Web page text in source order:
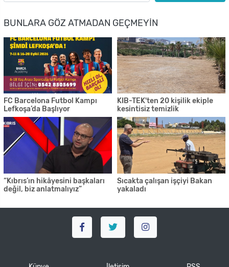
BUNLARA GÖZ ATMADAN GEÇMEYIN
FC Barcelona Futbol Kampı
Lefkoşa’da Başlıyor
KIB-TEK'ten 20 kişilik ekiple
kesintisiz temizlik
“Kıbrıs’ın hikâyesini başkaları
değil, biz anlatmalıyız”
Sıcakta çalışan işçiyi Bakan
yakaladı